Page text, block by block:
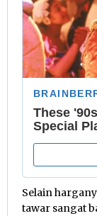
Selain
tawar sangat